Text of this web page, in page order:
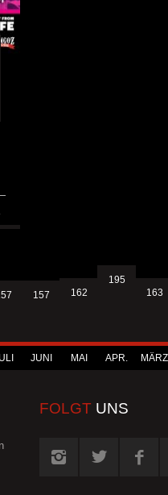
157
JUNI
162
MAI
195
APR.
163
MÄRZ
FOLGT UNS